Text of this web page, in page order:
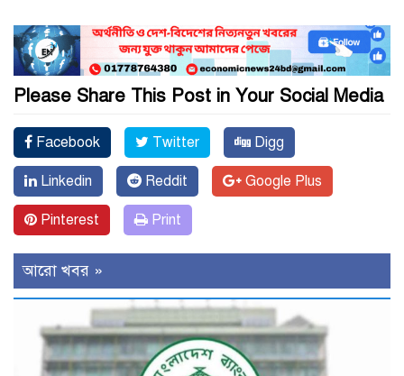
Please Share This Post in Your Social Media
Facebook Twitter Digg
Linkedin Reddit Google Plus
Pinterest Print
আরো খবর »